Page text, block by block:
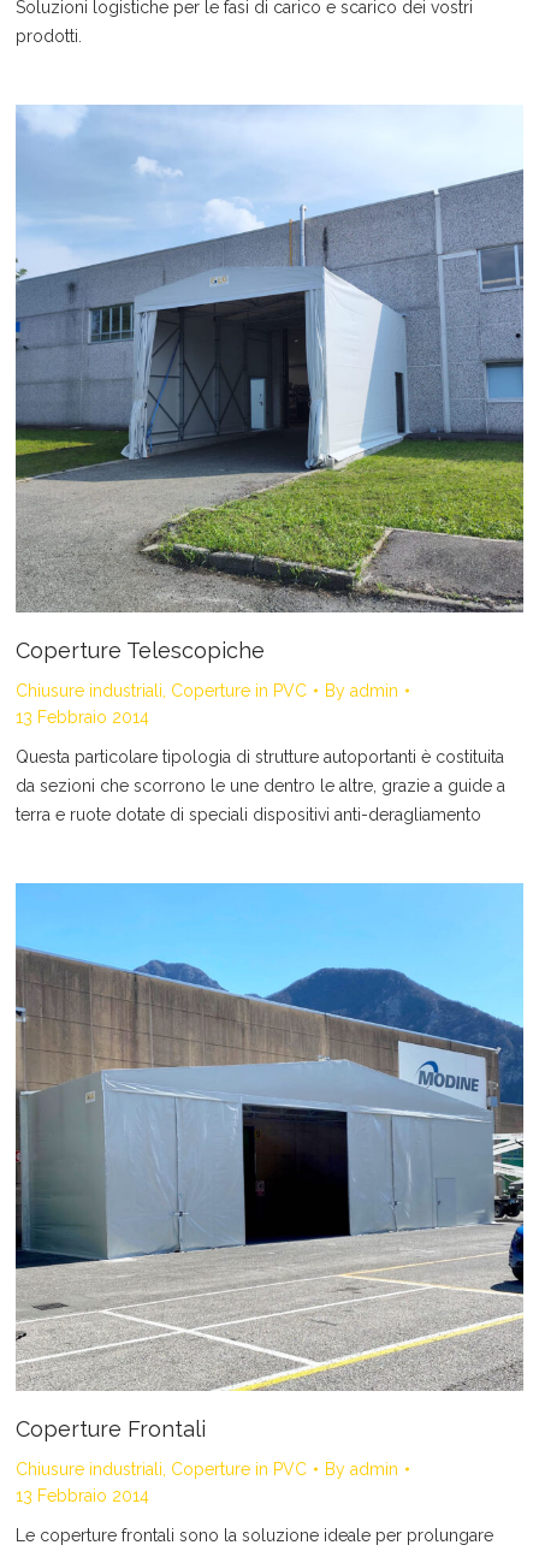
Soluzioni logistiche per le fasi di carico e scarico dei vostri
prodotti.
Coperture Telescopiche
Chiusure industriali Coperture in PVC By admin
13 Febbraio 2014
Questa particolare tipologia di strutture autoportanti è costituita
da sezioni che scorrono le une dentro le altre, grazie a guide a
terra e ruote dotate di speciali dispositivi anti-deragliamento
Coperture Frontali
Chiusure industriali Coperture in PVC By admin
13 Febbraio 2014
Le coperture frontali sono la soluzione ideale per prolungare